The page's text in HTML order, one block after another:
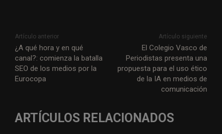
Artículo anterior
¿A qué hora y en qué
canal?: comienza la batalla
SEO de los medios por la
Eurocopa
Artículo siguiente
El Colegio Vasco de
Periodistas presenta una
propuesta para el uso ético
de la IA en medios de
comunicación
ARTÍCULOS RELACIONADOS